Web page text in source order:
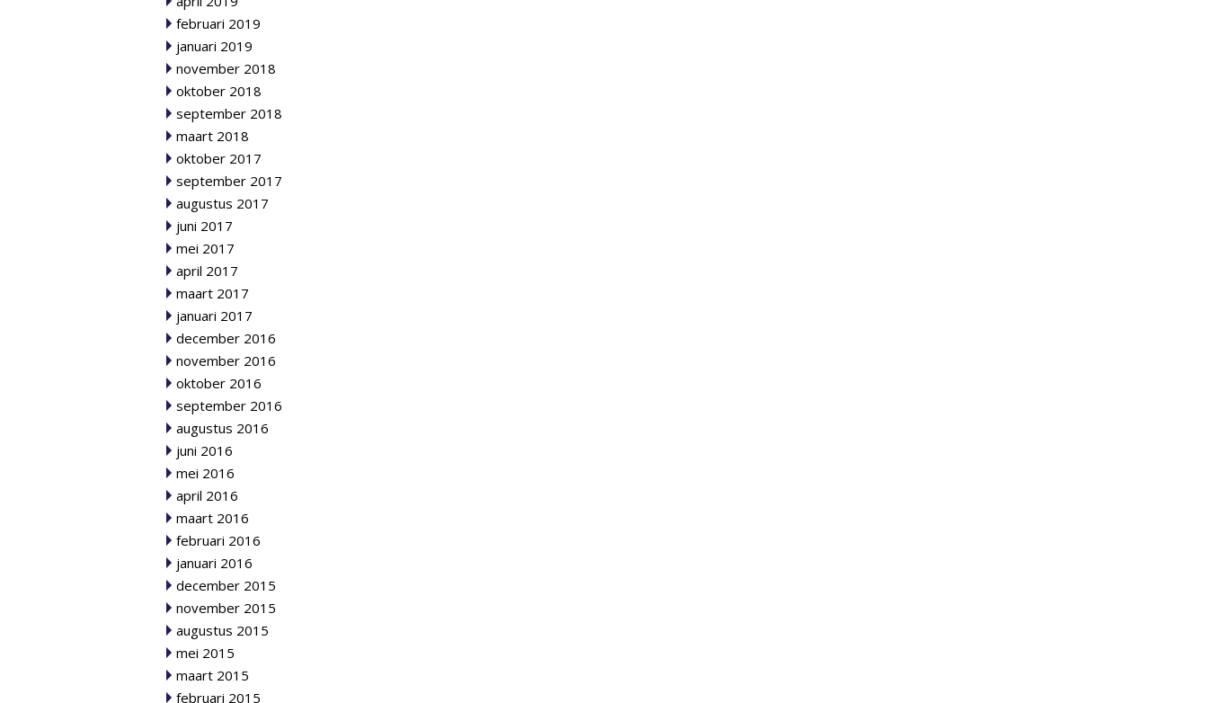
februari 2019
januari 2019
november 2018
oktober 2018
september 2018
maart 2018
oktober 2017
september 2017
augustus 2017
juni 2017
mei 2017
april 2017
maart 2017
januari 2017
december 2016
november 2016
oktober 2016
september 2016
augustus 2016
juni 2016
mei 2016
april 2016
maart 2016
februari 2016
januari 2016
december 2015
november 2015
augustus 2015
mei 2015
maart 2015
februari 2015